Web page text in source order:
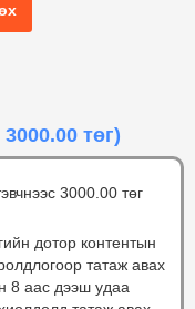
3000.00 төг)
3000.00 төг
дотор контентын
татаж авах
8 аас дээш удаа